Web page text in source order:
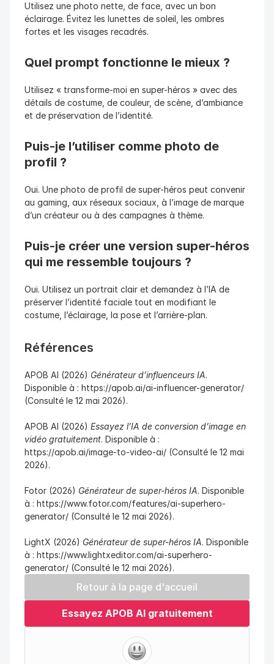
Utilisez une photo nette, de face, avec un bon
éclairage. Évitez les lunettes de soleil, les ombres
fortes et les visages recadrés.
Quel prompt fonctionne le mieux ?
Utilisez « transforme-moi en super-héros » avec des
détails de costume, de couleur, de scène, d’ambiance
et de préservation de l’identité.
Puis-je l’utiliser comme photo de
profil ?
Oui. Une photo de profil de super-héros peut convenir
au gaming, aux réseaux sociaux, à l’image de marque
d’un créateur ou à des campagnes à thème.
Puis-je créer une version super-héros
qui me ressemble toujours ?
Oui. Utilisez un portrait clair et demandez à l’IA de
préserver l’identité faciale tout en modifiant le
costume, l’éclairage, la pose et l’arrière-plan.
Références
APOB AI (2026) Générateur d’influenceurs IA.
Disponible à : https://apob.ai/ai-influencer-generator/
(Consulté le 12 mai 2026).
APOB AI (2026) Essayez l’IA de conversion d’image en
vidéo gratuitement. Disponible à :
https://apob.ai/image-to-video-ai/ (Consulté le 12 mai
2026).
Fotor (2026) Générateur de super-héros IA. Disponible
à : https://www.fotor.com/features/ai-superhero-
generator/ (Consulté le 12 mai 2026).
LightX (2026) Générateur de super-héros IA. Disponible
à : https://www.lightxeditor.com/ai-superhero-
generator/ (Consulté le 12 mai 2026).
Retour à la page d'accueil
Essayez APOB AI gratuitement